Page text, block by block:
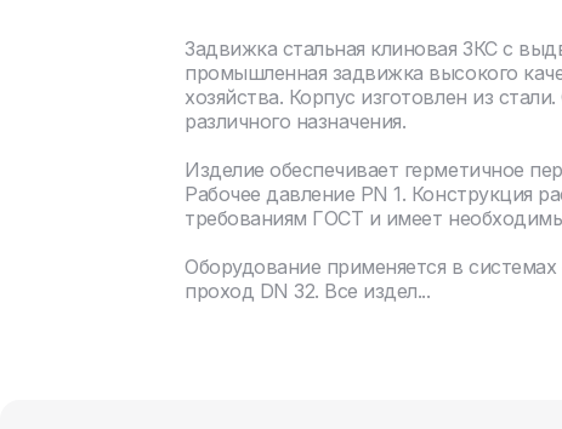
Задвижка стальная клиновая ЗКС с
промышленная задвижка высокого
хозяйства. Корпус изготовлен из
различного назначения.
Изделие обеспечивает герметичное
Рабочее давление PN 1. Конструкция
требованиям ГОСТ и имеет
Оборудование применяется в
проход DN 32. Все издел...